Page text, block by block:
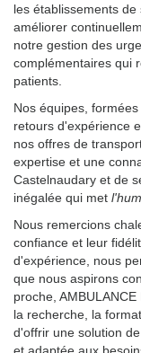
les établissements
améliorer
notre gestion des
complémentaires qui
patients.
Nos équipes,
retours d'expérience
nos offres de
expertise et une
Castelnaudary et de
inégalée qui met
Nous remercions
confiance et leur
d'expérience, nous
que nous aspirons
proche,
la recherche, la
d'offrir une solution